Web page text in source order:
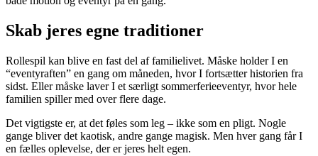
Skab jeres egne traditioner
Rollespil kan blive en fast del af familielivet. Måske holder I en
“eventyraften” en gang om måneden, hvor I fortsætter historien fra
sidst. Eller måske laver I et særligt sommerferieeventyr, hvor hele
familien spiller med over flere dage.
Det vigtigste er, at det føles som leg – ikke som en pligt. Nogle
gange bliver det kaotisk, andre gange magisk. Men hver gang får I
en fælles oplevelse, der er jeres helt egen.